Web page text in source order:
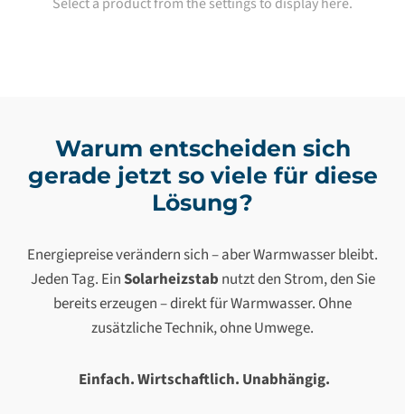
Select a product from the settings to display here.
Warum entscheiden sich
gerade jetzt so viele für diese
Lösung?
Energiepreise verändern sich – aber Warmwasser bleibt.
Jeden Tag. EinSolarheizstab nutzt den Strom, den Sie
bereits erzeugen – direkt für Warmwasser. Ohne
zusätzliche Technik, ohne Umwege.
Einfach. Wirtschaftlich. Unabhängig.